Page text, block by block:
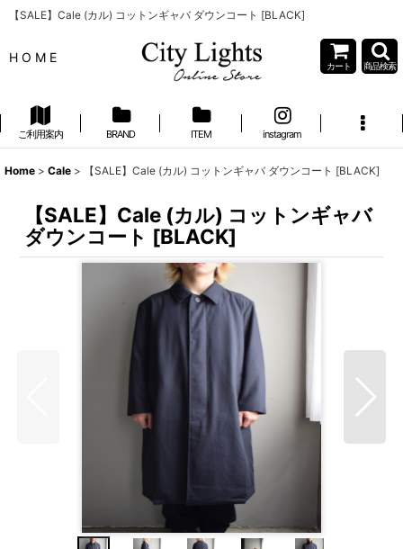
【SALE】Cale (カル) コットンギャバ ダウンコート [BLACK]
H O M E
カート 商品検索
ご利用案内 BRAND ITEM instagram
Home > Cale > 【SALE】Cale (カル) コットンギャバ ダウンコート [BLACK]
【SALE】Cale (カル) コットンギャバ
ダウンコート [BLACK]